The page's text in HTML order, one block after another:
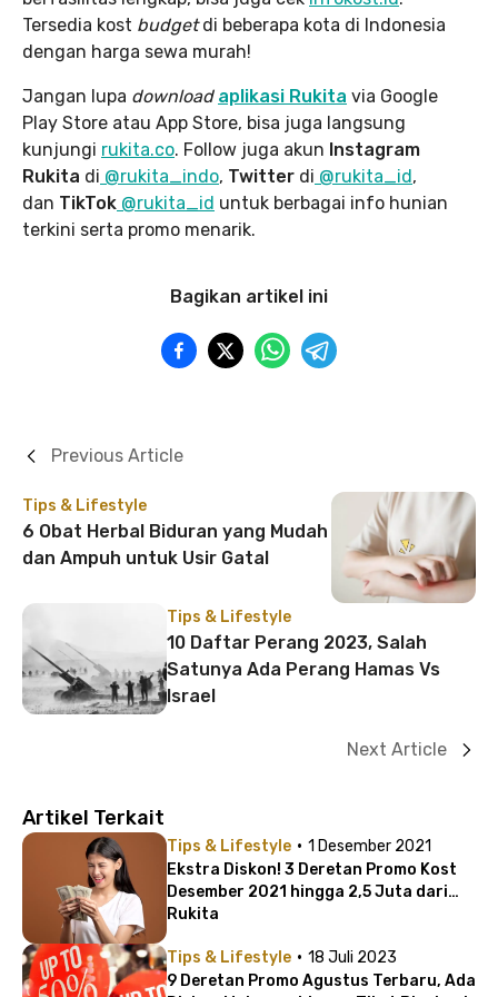
Tersedia kost budgetdi beberapa kota di Indonesia
dengan harga sewa murah!
Jangan lupa download aplikasi Rukita via Google
Play Store atau App Store, bisa juga langsung
kunjungi rukita.co. Follow juga akun Instagram
Rukita di @rukita_indo, Twitter di @rukita_id,
dan TikTok @rukita_id untuk berbagai info hunian
terkini serta promo menarik.
Bagikan artikel ini
Tips & Lifestyle
6 Obat Herbal Biduran yang Mudah
dan Ampuh untuk Usir Gatal
Previous Article
Tips & Lifestyle
10 Daftar Perang 2023, Salah
Satunya Ada Perang Hamas Vs
Israel
Next Article
Artikel Terkait
Tips & Lifestyle · 1 Desember 2021
Ekstra Diskon! 3 Deretan Promo Kost
Desember 2021 hingga 2,5 Juta dari
Rukita
Tips & Lifestyle · 18 Juli 2023
9 Deretan Promo Agustus Terbaru, Ada